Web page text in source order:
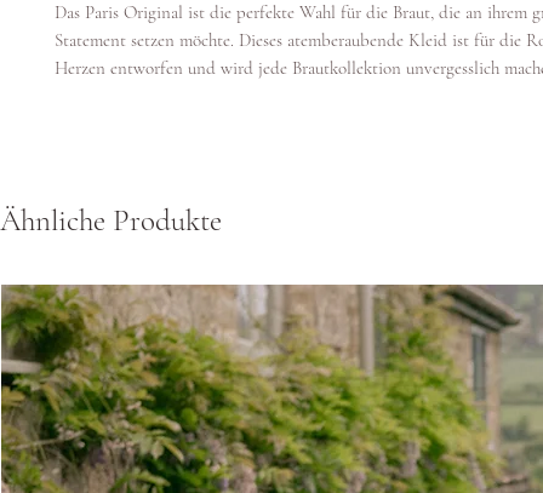
Das Paris Original ist die perfekte Wahl für die Braut, die an ihrem
Statement setzen möchte. Dieses atemberaubende Kleid ist für die
Herzen entworfen und wird jede Brautkollektion unvergesslich
Ähnliche Produkte